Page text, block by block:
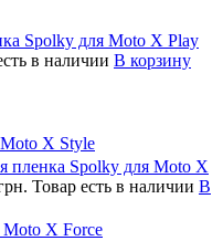
Spolky для Moto X Play
в наличии В корзину
X Style
пленка Spolky для Moto X
Товар есть в наличии В
Moto X Force